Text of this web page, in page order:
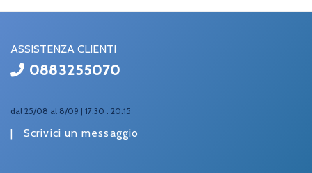
ASSISTENZA CLIENTI
0883255070
dal 25/08 al 8/09 | 17.30 : 20.15
| Scrivici un messaggio